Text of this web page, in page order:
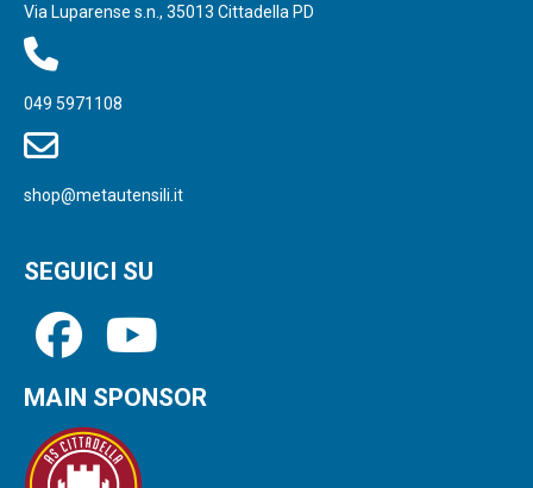
Via Luparense s.n., 35013 Cittadella PD
049 5971108
shop@metautensili.it
SEGUICI SU
MAIN SPONSOR